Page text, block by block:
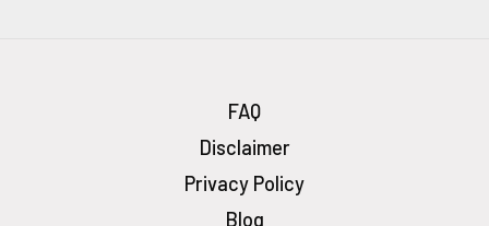
FAQ
Disclaimer
Privacy Policy
Blog